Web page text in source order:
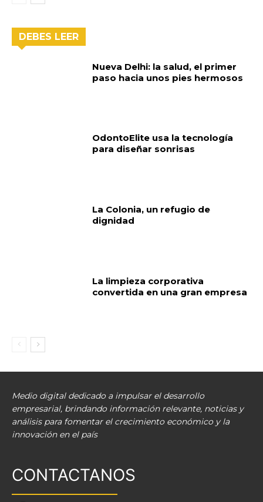
DEBES LEER
Nueva Delhi: la salud, el primer
paso hacia unos pies hermosos
OdontoElite usa la tecnología
para diseñar sonrisas
La Colonia, un refugio de
dignidad
La limpieza corporativa
convertida en una gran empresa
Medio digital dedicado a impulsar el desarrollo
empresarial, brindando información relevante, noticias y
análisis para fomentar el crecimiento económico y la
innovación en el país
CONTACTANOS